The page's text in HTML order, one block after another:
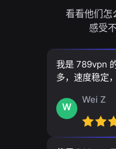
看看他们
感受
我是 789vpn
多，速度稳定
W
Wei Z